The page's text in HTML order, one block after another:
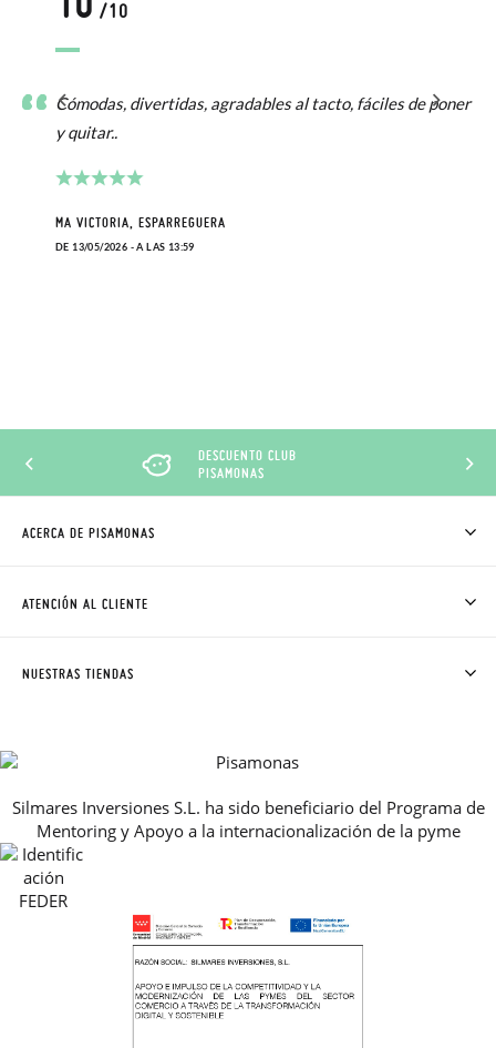
/10
Cómodas, divertidas, agradables al tacto, fáciles de poner
y quitar..
MA VICTORIA, ESPARREGUERA
DE 13/05/2026 - A LAS 13:59
DESCUENTO CLUB
PISAMONAS
ACERCA DE PISAMONAS
CÓMO COMPRAR
AVISO LEGAL, PRIVACIDAD Y COOKIES
GUIA DE TALLAS
REBAJAS
ATENCIÓN AL CLIENTE
NUESTRAS TIENDAS
Silmares Inversiones S.L. ha sido beneficiario del Programa de
Mentoring y Apoyo a la internacionalización de la pyme